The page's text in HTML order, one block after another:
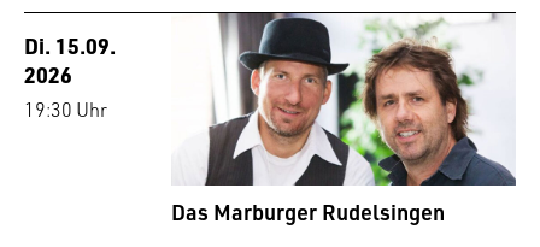
Di. 15.09.
2026
19:30 Uhr
Das Marburger Rudelsingen